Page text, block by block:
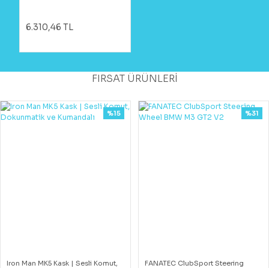
6.310,46 TL
FIRSAT ÜRÜNLERİ
Iron Man MK5 Kask | Sesli Komut,
%15
FANATEC ClubSport Steering
%31